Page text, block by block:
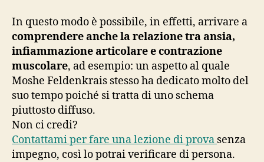
In questo modo è possibile, in effetti, arrivare a
comprendere anche la relazione tra ansia,
infiammazione articolare e contrazione
muscolare, ad esempio: un aspetto al quale
Moshe Feldenkrais stesso ha dedicato molto del
suo tempo poiché si tratta di uno schema
piuttosto diffuso.
Non ci credi?
Contattami per fare una lezione di prova senza
impegno, così lo potrai verificare di persona.